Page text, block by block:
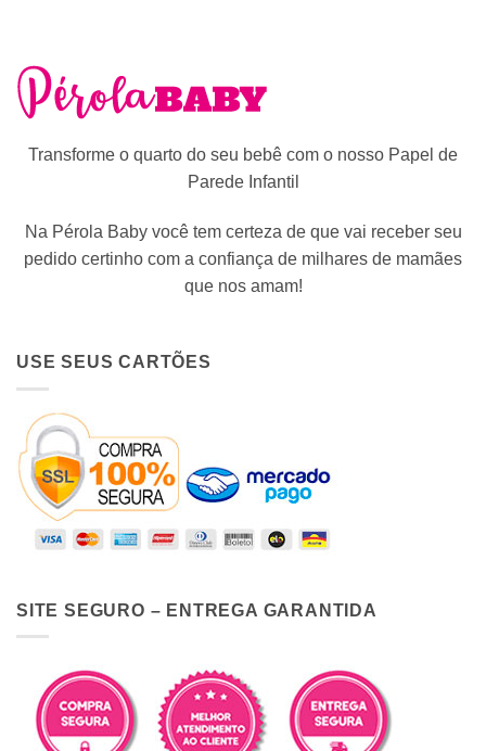
Transforme o quarto do seu bebê com o nosso Papel de
Parede Infantil
Na Pérola Baby você tem certeza de que vai receber seu
pedido certinho com a confiança de milhares de mamães
que nos amam!
USE SEUS CARTÕES
SITE SEGURO – ENTREGA GARANTIDA